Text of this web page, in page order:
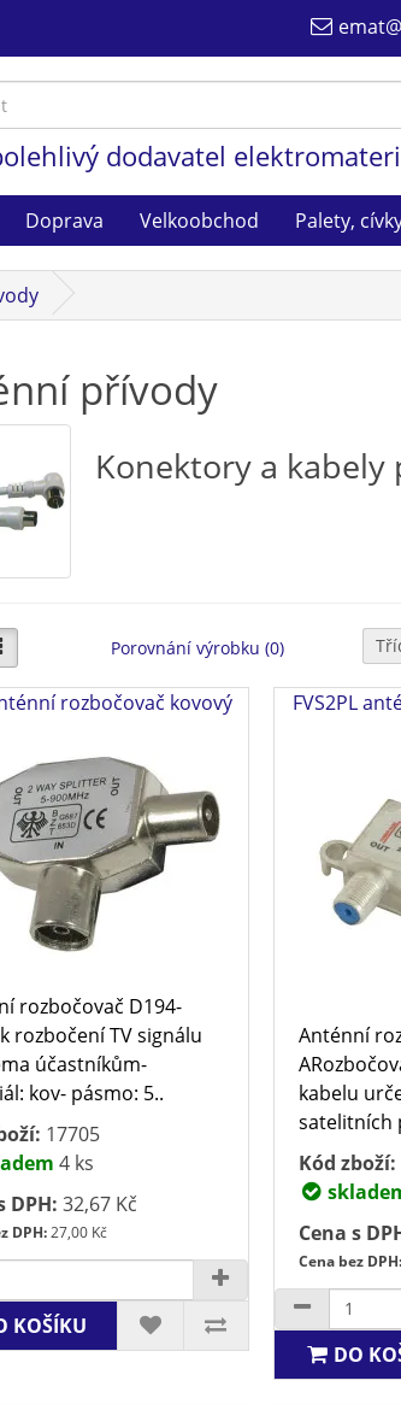
dodavatel
Doprava Velkoobchod Palety,
přívody
Konektory a
Porovnání výrobku (0)
rozbočovač kovový
rozbočovač D194-
rozbočení TV signálu
účastníkům-
kov- pásmo: 5..
17705
4 ks
DPH: 32,67 Kč
DPH:27,00 Kč
KOŠÍKU
FVS2PL
Anténní
kabelu
satelitních
Kód zboží:
Cena s
Cena bez DPH:
DO